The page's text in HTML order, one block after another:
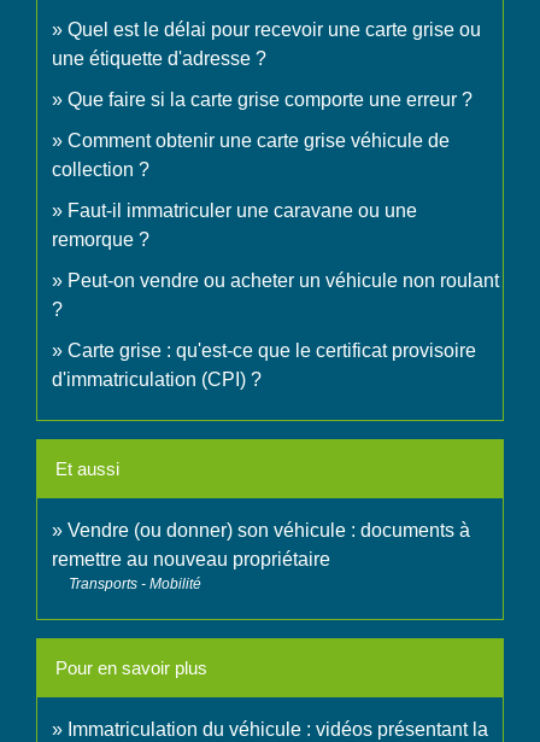
Quel est le délai pour recevoir une carte grise ou
une étiquette d'adresse ?
Que faire si la carte grise comporte une erreur ?
Comment obtenir une carte grise véhicule de
collection ?
Faut-il immatriculer une caravane ou une
remorque ?
Peut-on vendre ou acheter un véhicule non roulant
?
Carte grise : qu'est-ce que le certificat provisoire
d'immatriculation (CPI) ?
Et aussi
Vendre (ou donner) son véhicule : documents à
remettre au nouveau propriétaire
Transports - Mobilité
Pour en savoir plus
Immatriculation du véhicule : vidéos présentant la